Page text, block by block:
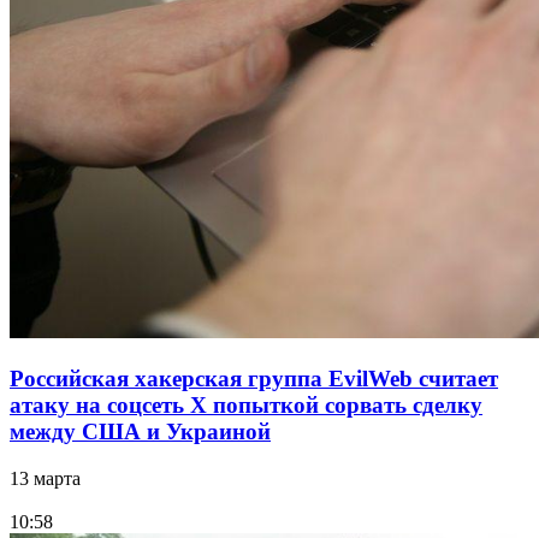
Российская хакерская группа EvilWeb считает
атаку на соцсеть Х попыткой сорвать сделку
между США и Украиной
13 марта
10:58